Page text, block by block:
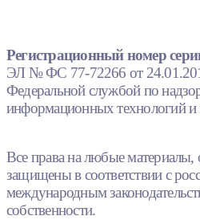
Регистрационный номер
ЭЛ № ФС 77-72266 от
Федеральной службой по
информационных технологий
Все права на любые материалы,
защищены в соответствии с
международным
собственности.